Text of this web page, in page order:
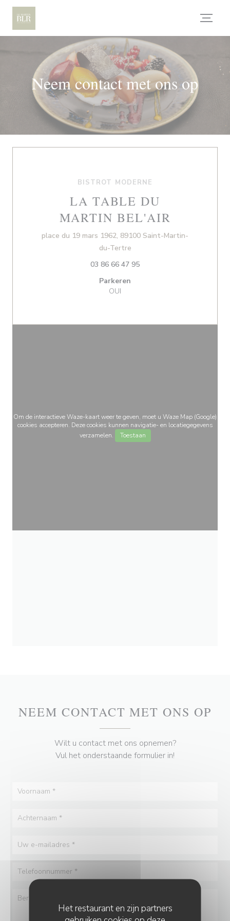
Cookies beheer paneel
Het restaurant en zijn partners
Neem contact met ons op
BISTROT MODERNE
LA TABLE DU
MARTIN BEL'AIR
place du 19 mars 1962, 89100 Saint-Martin-
du-Tertre((opent in een nieuw
03 86 66 47 95
Parkeren
OUI
Om de interactieve Waze-kaart weer te geven, moet u Waze Map (Google)
cookies accepteren. Deze cookies kunnen navigatie- en locatiegegevens
verzamelen.
Toestaan
NEEM CONTACT MET ONS OP
Wilt u contact met ons opnemen?
Vul het onderstaande formulier in!